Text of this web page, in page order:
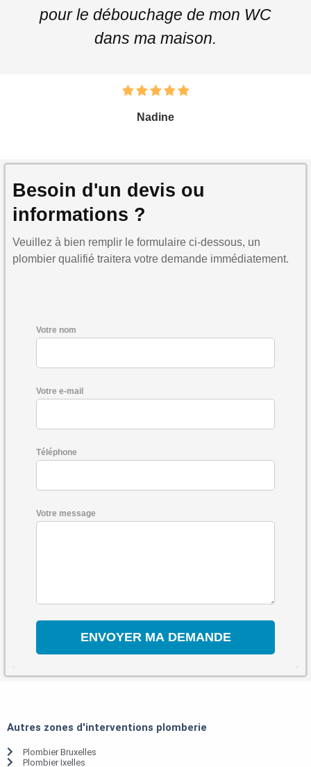
pour le débouchage de mon WC
dans ma maison.
Nadine
Besoin d'un devis ou
informations ?
Veuillez à bien remplir le formulaire ci-dessous, un
plombier qualifié traitera votre demande immédiatement.
Votre nom
Votre e-mail
Téléphone
Votre message
Autres zones d'interventions plomberie
Plombier Bruxelles
Plombier Ixelles